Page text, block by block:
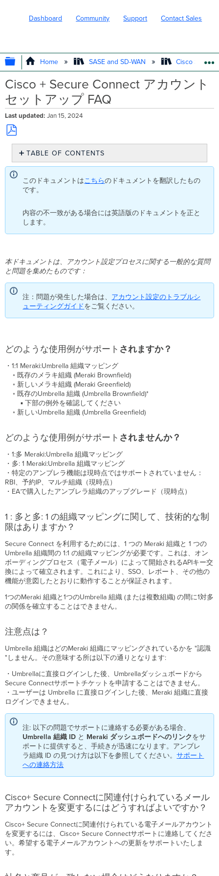
Dashboard Community Support Contact Sales
EXPAND/COLLAPSE GLOBAL
Home SASE and SD-WAN Cisco
Cisco + Secure Connect アカウント
セットアップ FAQ
Last updated Jan 15, 2024
Save
PDF
TABLE OF CONTENTS
ど
の
よ
な
使
用
サ
ポ
さ
れ
ま
ど
の
よ
う
な
使
用
例
ポ
ト
さ
れ
ま
せ
か？
1
:
多
と
多:
1
の
織
マ
ピ
ン
グ
に
し
て、
技
術
制
限
は
あ
り
ま
か？
注
意
点
は？
Cisco+
に
このドキュメントはこちらのドキュメントを翻訳したもの
です。
内容の不一致がある場合には英語版のドキュメントを正と
します。
本ドキュメントは、アカウント設定プロセスに関する一般的な質問
と問題を集めたものです：
注：問題が発生した場合は、 アカウント設定のトラブルシ
ューティングガイドをご覧ください。
どのような使用例がサポート されますか？
・1:1 Meraki:Umbrella 組織マッピング
◦ 既存のメラキ組織 (Meraki Brownfield)
◦ 新しいメラキ組織 (Meraki Greenfield)
◦ 既存のUmbrella 組織 (Umbrella Brownfield)*
▪️ 下部の例外を確認してください
◦ 新しいUmbrella 組織 (Umbrella Greenfield)
どのような使用例がサポート されませんか？
・1:多 Meraki:Umbrella 組織マッピング
・多: 1 Meraki:Umbrella 組織マッピング
・特定のアンブレラ機能は現時点ではサポートされていません：
RBI、予約IP、マルチ組織（現時点）
・EAで購入したアンブレラ組織のアップグレード（現時点）
1 : 多と多: 1 の組織マッピングに関して、技術的な制
限はありますか？
Secure Connect を利用するためには、1 つの Meraki 組織と 1 つの
Umbrella 組織間の 1:1 の組織マッピングが必要です。これは、オン
ボーディングプロセス（電子メール）によって開始されるAPIキー交
換によって確立されます。これにより、SSO、レポート、その他の
機能が意図したとおりに動作することが保証されます。
1つのMeraki 組織と1つのUmbrella 組織 (または複数組織) の間に1対多
の関係を確立することはできません。
注意点は？
Umbrella 組織はどのMeraki 組織にマッピングされているかを "認識
"しません。その意味する所は以下の通りとなります:
・Umbrellaに直接ログインした後、Umbrellaダッシュボードから
Secure Connectサポートチケットを申請することはできません。
・ユーザーは Umbrella に直接ログインした後、Meraki 組織に直接
ログインできません。
注: 以下の問題でサポートに連絡する必要がある場合、
Umbrella 組織 ID と Meraki ダッシュボードへのリンクをサ
ポートに提供すると、手続きが迅速になります。アンブレ
ラ組織 ID の見つけ方は以下を参照してください。サポート
への連絡方法
Cisco+ Secure Connectに関連付けられているメール
アカウントを変更するにはどうすればよいですか？
Cisco+ Secure Connectに関連付けられている電子メールアカウント
を変更するには、Cisco+ Secure Connectサポートに連絡してくださ
い。希望する電子メールアカウントへの更新をサポートいたしま
す。